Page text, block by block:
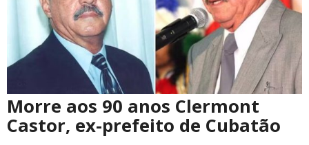
Morre aos 90 anos Clermont
Castor, ex-prefeito de Cubatão